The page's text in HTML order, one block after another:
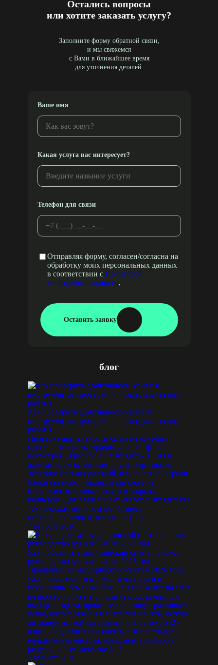
Остались вопросы
или хотите заказать услугу?
Заполните форму обратной связи,
и мы свяжемся
с Вами в ближайшее время
для уточнения деталей.
Ваше имя
Какая услуга вас интересует?
Телефон для связи
Отправляя форму, согласен/согласна на
обработку моих персональных данных
в соответствии с Политикой
конфиденциальности,
Оставить заявку
блог
Как проверить адаптивность сайта: 8
инструментов проверки и 4 инструмента для
работы
Проверка адаптивности сайта не означает
простое «открыть страницу на телефоне и
посмотреть, красиво ли выглядит». В SEO-
аудитах чаще всплывает другая картина: на
десктопе сайт аккуратный, в мобильной версии
блоки съезжают, фильтр в каталоге не
открывается, кнопка покупки закрыта
баннером. Для владельца сайта это выглядит как
техническая мелочь, а для бизнеса —
потерянные заявки, отказы на […]
7 августа 2026
Как продвигать медицинский сайт в поиске:
руководство для клиник на 2026 год
Продвижение медицинского сайта в 2026 году
уже нельзя свести к текстам на услуги и
нескольким ссылкам. Пациент приходит на сайт
не просто почитать описание процедуры. Он
выбирает врача, проверяет клинику, сравнивает
цены, читает отзывы и пытается понять, можно
ли доверять этой организации. Поэтому SEO
клиники держится на системе: экспертность,
юридическая чистота, локальная видимость,
репутация, техническое […]
7 августа 2026